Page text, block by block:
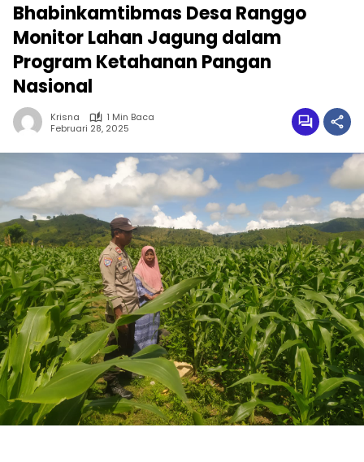
Bhabinkamtibmas Desa Ranggo
Monitor Lahan Jagung dalam
Program Ketahanan Pangan
Nasional
Krisna
1 Min Baca
Februari 28, 2025